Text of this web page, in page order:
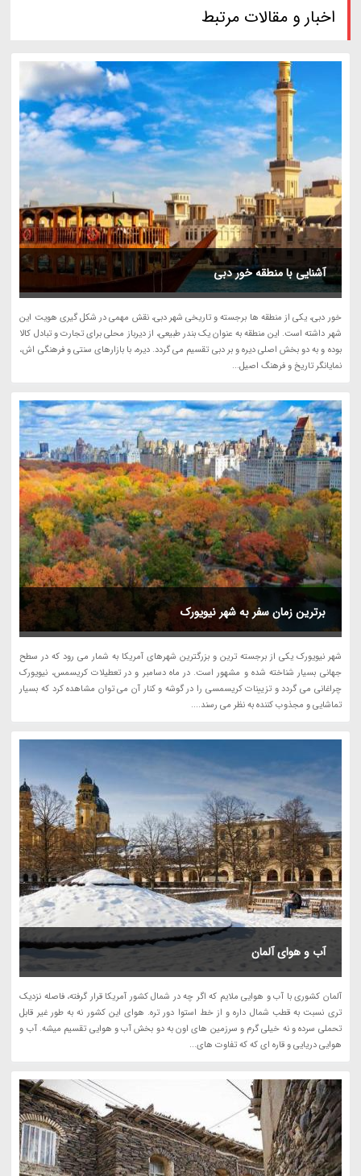
اخبار و مقالات مرتبط
آشنایی با منطقه خور دبی
خور دبی، یکی از منطقه ها برجسته و تاریخی شهر دبی، نقش مهمی در شکل گیری هویت این
شهر داشته است. این منطقه به عنوان یک بندر طبیعی، از دیرباز محلی برای تجارت و تبادل کالا
بوده و به دو بخش اصلی دیره و بر دبی تقسیم می گردد. دیره، با بازارهای سنتی و فرهنگی اش،
نمایانگر تاریخ و فرهنگ اصیل...
برترین زمان سفر به شهر نیویورک
شهر نیویورک یکی از برجسته ترین و بزرگترین شهرهای آمریکا به شمار می رود که در سطح
جهانی بسیار شناخته شده و مشهور است. در ماه دسامبر و در تعطیلات کریسمس، نیویورک
چراغانی می گردد و تزیینات کریسمسی را در گوشه و کنار آن می توان مشاهده کرد که بسیار
تماشایی و مجذوب کننده به نظر می رسند....
آب و هوای آلمان
آلمان کشوری با آب و هوایی ملایم که اگر چه در شمال کشور آمریکا قرار گرفته، فاصله نزدیک
تری نسبت به قطب شمال داره و از خط استوا دور تره. هوای این کشور نه به طور غیر قابل
تحملی سرده و نه خیلی گرم و سرزمین های اون به دو بخش آب و هوایی تقسیم میشه. آب و
هوایی دریایی و قاره ای که که تفاوت های...